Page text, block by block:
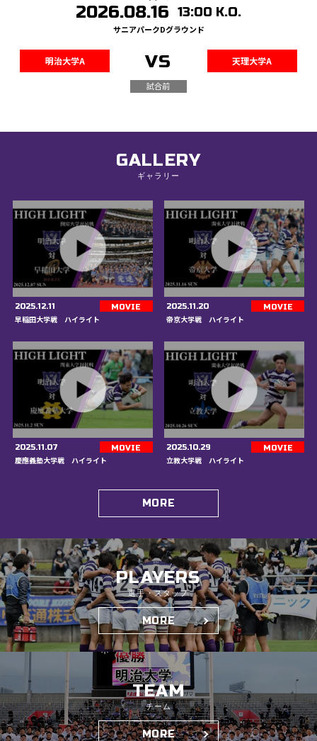
2026.08.16 13:00 K.O.
サニアパークDグラウンド
明治大学A VS
試合前
天理大学A
GALLERY
ギャラリー
2025.12.11 MOVIE
早稲田大学戦 ハイライト
2025.11.20 MOVIE
帝京大学戦 ハイライト
2025.11.07 MOVIE
慶應義塾大学戦 ハイライト
2025.10.29 MOVIE
立教大学戦 ハイライト
MORE
PLAYERS
選手・スタッフ
MORE
TEAM
チーム
MORE